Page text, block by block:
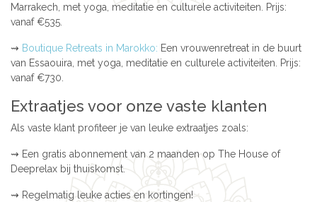
Marrakech, met yoga, meditatie en culturele activiteiten. Prijs:
vanaf €535.
⇝ Boutique Retreats in Marokko: Een vrouwenretreat in de buurt
van Essaouira, met yoga, meditatie en culturele activiteiten. Prijs:
vanaf €730.
Extraatjes voor onze vaste klanten
Als vaste klant profiteer je van leuke extraatjes zoals:
⇝ Een gratis abonnement van 2 maanden op The House of
Deeprelax bij thuiskomst.
⇝ Regelmatig leuke acties en kortingen!